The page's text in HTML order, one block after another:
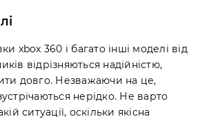
xbox 360 і багато інші моделі від
відрізняються надійністю,
довго. Незважаючи на це,
нерідко. Не варто
ситуації, оскільки якісна